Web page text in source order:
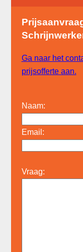
Ga naar het
prijsofferte aan.
Naam:
Email:
Vraag: